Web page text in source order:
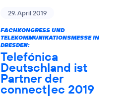
29. April 2019
FACHKONGRESS UND
TELEKOMMUNIKATIONSMESSE IN
DRESDEN:
Telefónica
Deutschland ist
Partner der
connect|ec 2019